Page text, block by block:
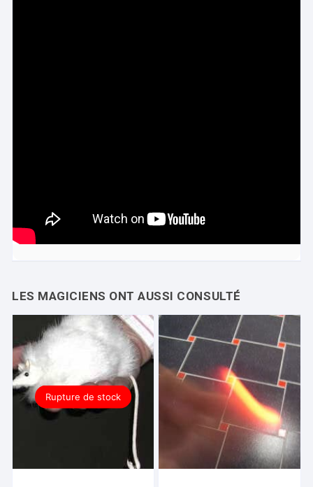
Rupture de stock